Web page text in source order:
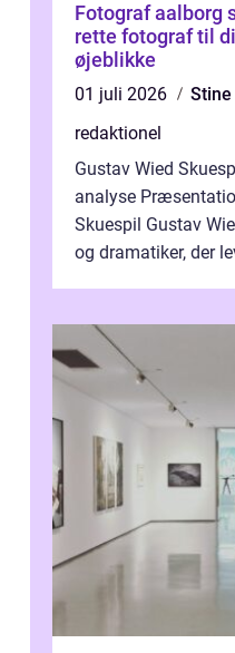
Fotograf aalborg sådan finder du den
rette fotograf til
øjeblikke
01 juli 2026
redaktionel
Gustav Wied
analyse
Skuespil Gustav
og dramatiker, der